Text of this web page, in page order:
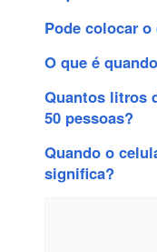
Pode colocar
O que é
Quantos litros
50 pessoas?
Quando o
significa?